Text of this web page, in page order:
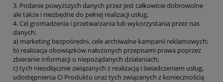
3. Podanie powyższych danych przez jest całkowicie dobrowolne
ale także i niezbędne do pełnej realizacji usług.
4. Cel gromadzenia i przetwarzania lub wykorzystania przez nas
danych:
a) marketing bezpośredni, cele archiwalne kampanii reklamowych;
b) realizacja obowiązków nałożonych przepisami prawa poprzez
zbieranie informacji o niepożądanych działaniach;
c) tych nieodłącznie związanych z realizacją i świadczeniem usług,
udostępnienia Ci Produktu oraz tych związanych z koniecznością